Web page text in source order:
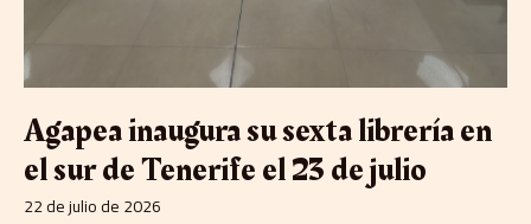
Agapea inaugura su sexta librería en
el sur de Tenerife el 23 de julio
22 de julio de 2026